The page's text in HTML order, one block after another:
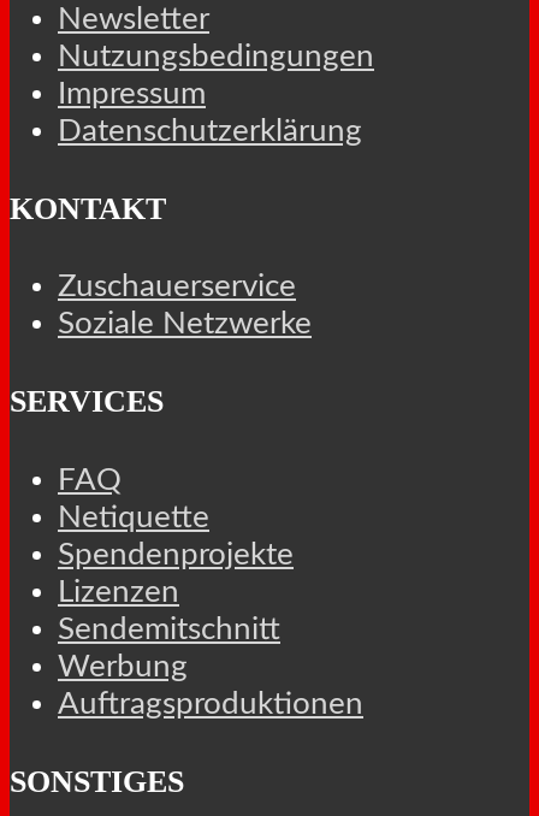
Newsletter
Nutzungsbedingungen
Impressum
Datenschutzerklärung
KONTAKT
Zuschauerservice
Soziale Netzwerke
SERVICES
FAQ
Netiquette
Spendenprojekte
Lizenzen
Sendemitschnitt
Werbung
Auftragsproduktionen
SONSTIGES